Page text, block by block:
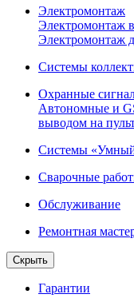
Электромонтаж
Электромонтаж
Электромонтаж
Системы
Охранные
Автономные и
выводом на
Системы
Сварочные
Обслуживание
Ремонтная
Скрыть
Гарантии